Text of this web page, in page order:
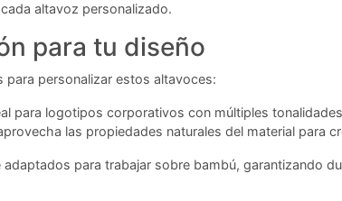
altavoz personalizado.
para tu diseño
personalizar estos altavoces:
para logotipos corporativos con múltiples
las propiedades naturales del material para
para trabajar sobre bambú, garantizando